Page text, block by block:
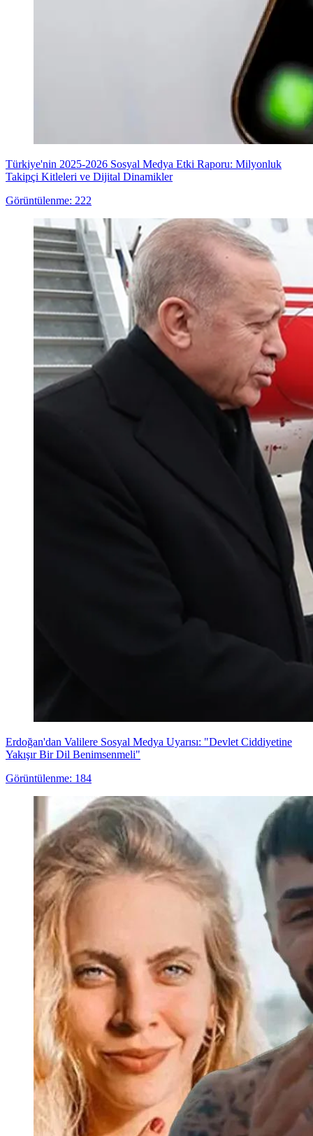
Türkiye'nin 2025-2026 Sosyal Medya Etki Raporu: Milyonluk
Takipçi Kitleleri ve Dijital Dinamikler
Görüntülenme: 222
Erdoğan'dan Valilere Sosyal Medya Uyarısı: "Devlet Ciddiyetine
Yakışır Bir Dil Benimsenmeli"
Görüntülenme: 184